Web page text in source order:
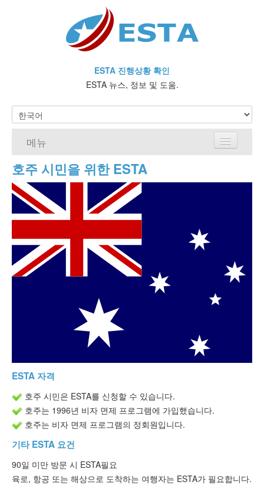
ESTA 진행상황 확인
ESTA 뉴스, 정보 및 도움.
메뉴
홈
ESTA 요건
ESTA에 대해 자주 묻는 질문
비자 면제 프로그램
ESTA 상태 확인
호주 시민을 위한 ESTA
ESTA 자격
호주 시민은 ESTA를 신청할 수 있습니다.
호주는 1996년 비자 면제 프로그램에 가입했습니다.
호주는 비자 면제 프로그램의 정회원입니다.
기타 ESTA 요건
90일 미만 방문 시 ESTA필요
육로, 항공 또는 해상으로 도착하는 여행자는 ESTA가 필요합니다.